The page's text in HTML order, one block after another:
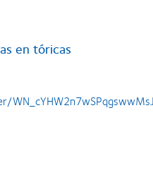
en tóricas